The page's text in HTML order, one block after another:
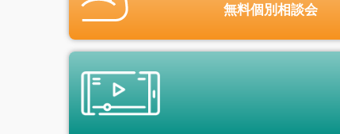
無料個別相談会